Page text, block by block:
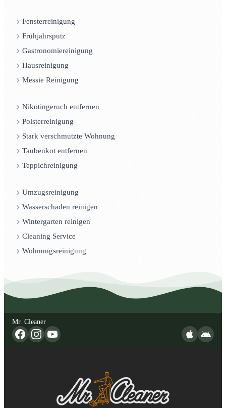
Fensterreinigung
Frühjahrsputz
Gastronomiereinigung
Hausreinigung
Messie Reinigung
Nikotingeruch entfernen
Polsterreinigung
Stark verschmutzte Wohnung
Taubenkot entfernen
Teppichreinigung
Umzugsreinigung
Wasserschaden reinigen
Wintergarten reinigen
Cleaning Service
Wohnungsreinigung
Mr. Cleaner